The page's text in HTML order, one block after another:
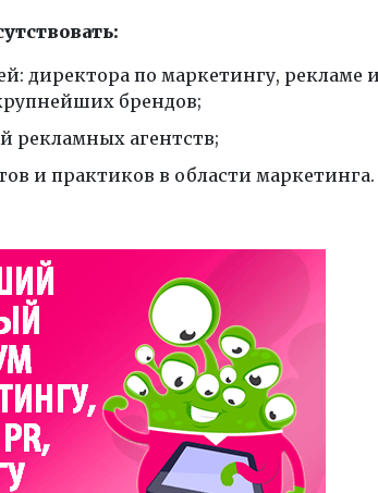
директора по маркетингу, рекламе и
брендов;
рекламных агентств;
и практиков в области маркетинга.